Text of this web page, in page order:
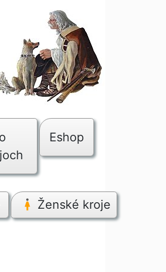
o
Eshop
Ženské kroje